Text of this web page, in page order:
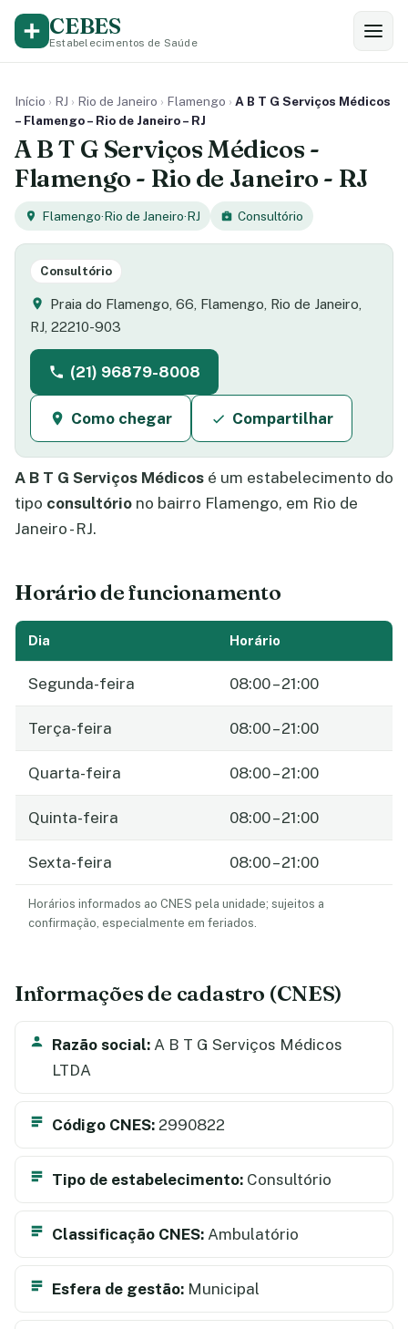
CEBES
Estabelecimentos de Saúde
Início › RJ › Rio de Janeiro › Flamengo › A B T G Serviços Médicos
– Flamengo – Rio de Janeiro – RJ
A B T G Serviços Médicos -
Flamengo - Rio de Janeiro - RJ
Flamengo·Rio de Janeiro·RJ Consultório
Consultório
Praia do Flamengo, 66, Flamengo, Rio de Janeiro,
RJ, 22210-903
(21) 96879-8008
Como chegar Compartilhar
A B T G Serviços Médicos é um estabelecimento do
tipo consultório no bairro Flamengo, em Rio de
Janeiro - RJ.
Horário de funcionamento
Dia Horário
Segunda-feira 08:00 – 21:00
Terça-feira 08:00 – 21:00
Quarta-feira 08:00 – 21:00
Quinta-feira 08:00 – 21:00
Sexta-feira 08:00 – 21:00
Horários informados ao CNES pela unidade; sujeitos a
confirmação, especialmente em feriados.
Informações de cadastro (CNES)
Razão social: A B T G Serviços Médicos
LTDA
Código CNES: 2990822
Tipo de estabelecimento: Consultório
Classificação CNES: Ambulatório
Esfera de gestão: Municipal